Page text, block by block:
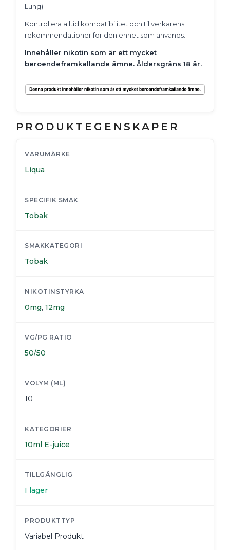
Lung).
Kontrollera alltid kompatibilitet och tillverkarens
rekommendationer för den enhet som används.
Innehåller nikotin som är ett mycket
beroendeframkallande ämne. Åldersgräns 18 år.
PRODUKTEGENSKAPER
VARUMÄRKE
Liqua
SPECIFIK SMAK
Tobak
SMAKKATEGORI
Tobak
NIKOTINSTYRKA
0mg, 12mg
VG/PG RATIO
50/50
VOLYM (ML)
10
KATEGORIER
10ml E-juice
TILLGÄNGLIG
I lager
PRODUKTTYP
Variabel Produkt